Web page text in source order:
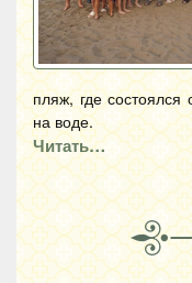
пляж, где состоялся
на воде.
Читать…